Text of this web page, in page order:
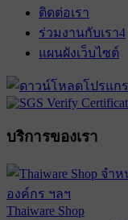
ติดต่อเรา
ร่วมงานกับเรา4
แผนผังเว็บไซต์
บริการของเรา
Thaiware Shop